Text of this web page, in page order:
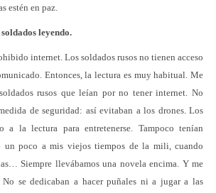
estén en paz.
leyendo.
internet. Los soldados rusos no tienen acceso
Entonces, la lectura es muy habitual. Me
rusos que leían por no tener internet. No
de seguridad: así evitaban a los drones. Los
a la lectura para entretenerse. Tampoco tenían
un poco a mis viejos tiempos de la mili, cuando
Siempre llevábamos una novela encima. Y me
se dedicaban a hacer puñales ni a jugar a las